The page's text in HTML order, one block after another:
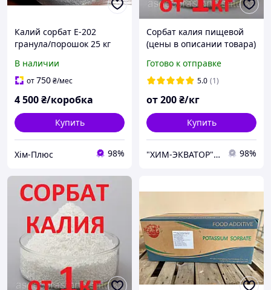
Калий сорбат Е-202
гранула/порошок 25 кг
В наличии
от750₴/мес
4 500₴/коробка
Купить
Хім-Плюс 98%
Сорбат калия пищевой
(цены в описании товара)
Готово к отправке
5.0 (1)
от200₴/кг
Купить
"ХИМ-ЭКВАТОР" ТОВ 98%